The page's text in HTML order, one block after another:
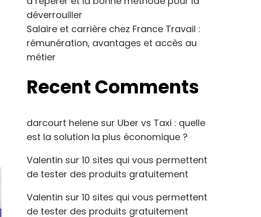
déverrouiller
Salaire et carrière chez France Travail :
rémunération, avantages et accès au
métier
Recent Comments
darcourt helene sur Uber vs Taxi : quelle
est la solution la plus économique ?
Valentin sur 10 sites qui vous permettent
de tester des produits gratuitement
Valentin sur 10 sites qui vous permettent
de tester des produits gratuitement